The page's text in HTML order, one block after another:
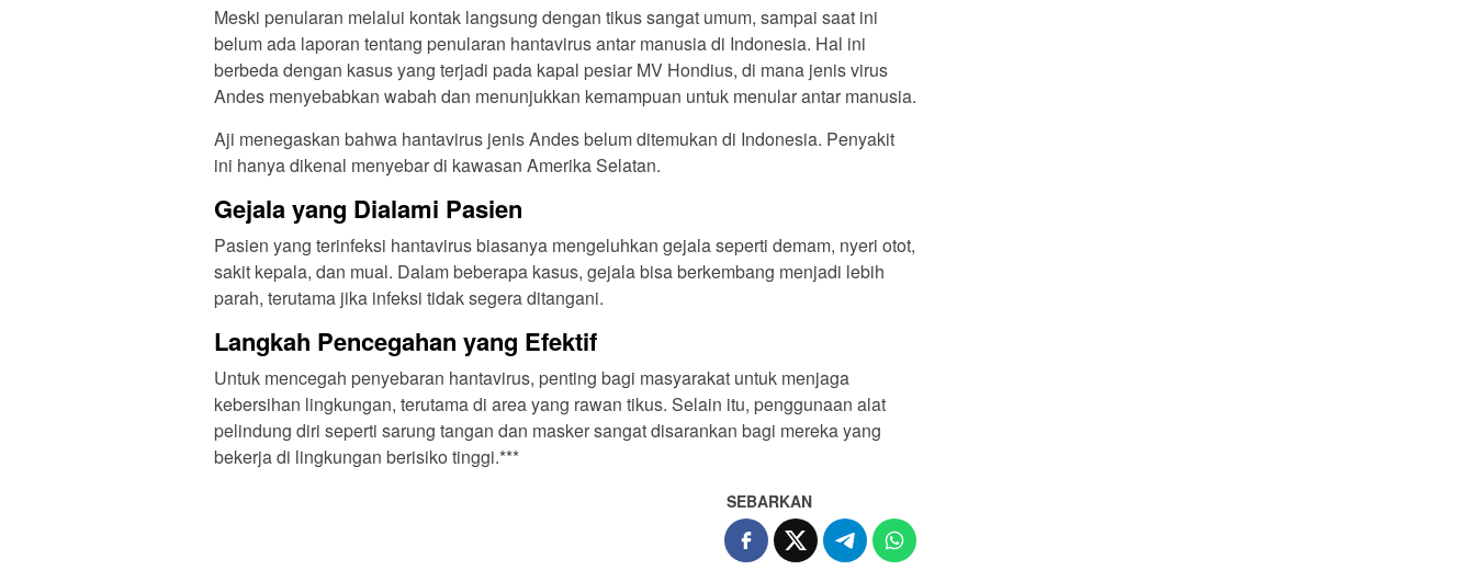
Meski penularan melalui kontak langsung dengan tikus sangat umum, sampai saat ini
belum ada laporan tentang penularan hantavirus antar manusia di Indonesia. Hal ini
berbeda dengan kasus yang terjadi pada kapal pesiar MV Hondius, di mana jenis virus
Andes menyebabkan wabah dan menunjukkan kemampuan untuk menular antar manusia.
Aji menegaskan bahwa hantavirus jenis Andes belum ditemukan di Indonesia. Penyakit
ini hanya dikenal menyebar di kawasan Amerika Selatan.
Gejala yang Dialami Pasien
Pasien yang terinfeksi hantavirus biasanya mengeluhkan gejala seperti demam, nyeri otot,
sakit kepala, dan mual. Dalam beberapa kasus, gejala bisa berkembang menjadi lebih
parah, terutama jika infeksi tidak segera ditangani.
Langkah Pencegahan yang Efektif
Untuk mencegah penyebaran hantavirus, penting bagi masyarakat untuk menjaga
kebersihan lingkungan, terutama di area yang rawan tikus. Selain itu, penggunaan alat
pelindung diri seperti sarung tangan dan masker sangat disarankan bagi mereka yang
bekerja di lingkungan berisiko tinggi.***
SEBARKAN